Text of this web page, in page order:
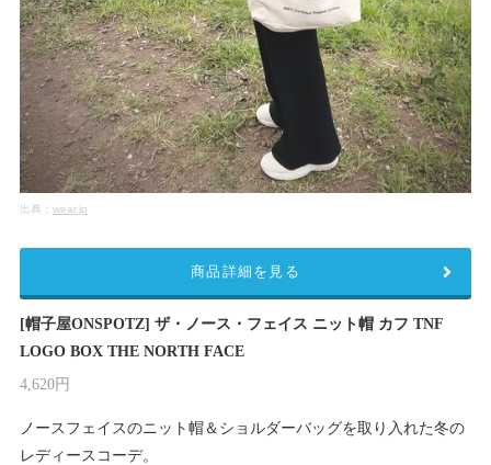
出典： wear.jp
[帽子屋ONSPOTZ] ザ・ノース・フェイス ニット帽 カフ TNF
LOGO BOX THE NORTH FACE
4,620円
ノースフェイスのニット帽＆ショルダーバッグを取り入れた冬の
レディースコーデ。
商品詳細を見る